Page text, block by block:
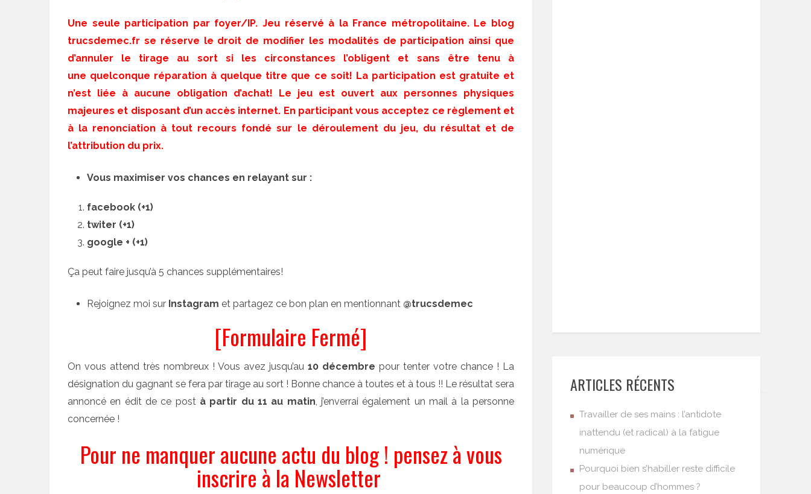
Une seule participation par foyer/IP. Jeu réservé à la France métropolitaine. Le blog
trucsdemec.fr se réserve le droit de modifier les modalités de participation ainsi que
d’annuler le tirage au sort si les circonstances l’obligent et sans être tenu à
une quelconque réparation à quelque titre que ce soit! La participation est gratuite et
n’est liée à aucune obligation d’achat! Le jeu est ouvert aux personnes physiques
majeures et disposant d’un accès internet. En participant vous acceptez ce règlement et
à la renonciation à tout recours fondé sur le déroulement du jeu, du résultat et de
l’attribution du prix.
Vous maximiser vos chances en relayant sur :
facebook (+1)
twiter (+1)
google + (+1)
Ça peut faire jusqu’à 5 chances supplémentaires!
Rejoignez moi sur Instagram et partagez ce bon plan en mentionnant @trucsdemec
[Formulaire Fermé]
On vous attend très nombreux ! Vous avez jusqu’au 10 décembre pour tenter votre chance ! La
désignation du gagnant se fera par tirage au sort ! Bonne chance à toutes et à tous !! Le résultat sera
annoncé en édit de ce post à partir du 11 au matin, j’enverrai également un mail à la personne
concernée !
Pour ne manquer aucune actu du blog ! pensez à vous
inscrire à la Newsletter
ARTICLES RÉCENTS
Travailler de ses mains : l’antidote
inattendu (et radical) à la fatigue
numérique
Pourquoi bien s’habiller reste difficile
pour beaucoup d’hommes ?